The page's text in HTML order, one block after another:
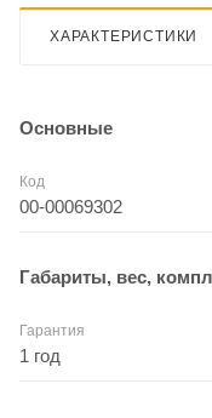
ХАРАКТЕРИСТИКИ
Основные
Код
00-00069302
Габариты, вес,
Гарантия
1 год